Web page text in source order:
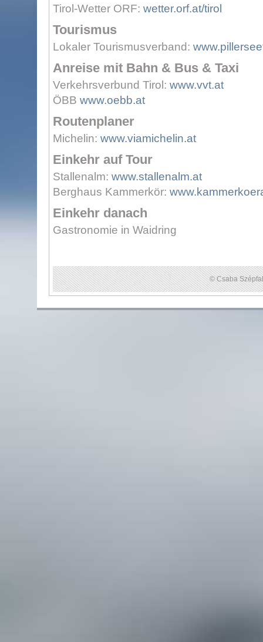
Tirol-Wetter ORF: wetter.orf.at/tirol
Tourismus
Lokaler Tourismusverband:
Anreise mit Bahn & Bus & Taxi
Verkehrsverbund Tirol: www.vvt.at
ÖBB www.oebb.at
Routenplaner
Michelin: www.viamichelin.at
Einkehr auf Tour
Stallenalm: www.stallenalm.at
Berghaus Kammerkör:
Einkehr danach
Gastronomie in Waidring
© Csaba